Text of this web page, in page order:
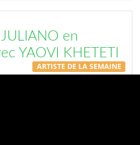
en
YAOVI KHETETI
ARTISTE DE LA SEMAINE